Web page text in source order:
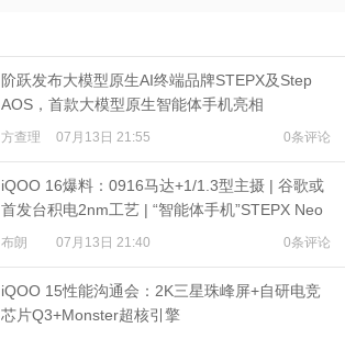
阶跃发布大模型原生AI终端品牌STEPX及Step
AOS，首款大模型原生智能体手机亮相
方查理 07月13日 21:55 0条评论
iQOO 16爆料：0916马达+1/1.3型主摄 | 谷歌或
首发台积电2nm工艺 | “智能体手机”STEPX Neo
亮相
布朗 07月13日 21:40 0条评论
iQOO 15性能沟通会：2K三星珠峰屏+自研电竞
芯片Q3+Monster超核引擎